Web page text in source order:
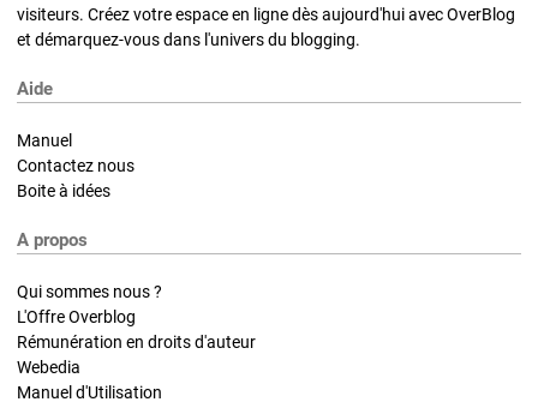
visiteurs. Créez votre espace en ligne dès aujourd'hui avec OverBlog
et démarquez-vous dans l'univers du blogging.
Aide
Manuel
Contactez nous
Boite à idées
A propos
Qui sommes nous ?
L'Offre Overblog
Rémunération en droits d'auteur
Webedia
Manuel d'Utilisation